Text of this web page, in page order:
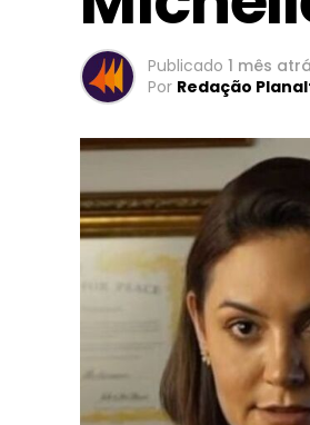
Publicado 1 mês
Por Redação